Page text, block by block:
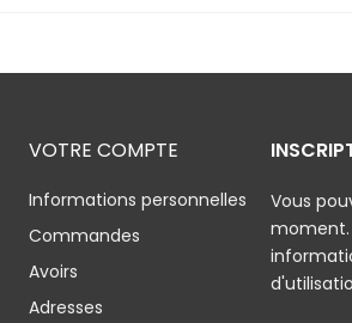
VOTRE COMPTE
Informations personnelles
Commandes
Avoirs
Adresses
Vous
moment.